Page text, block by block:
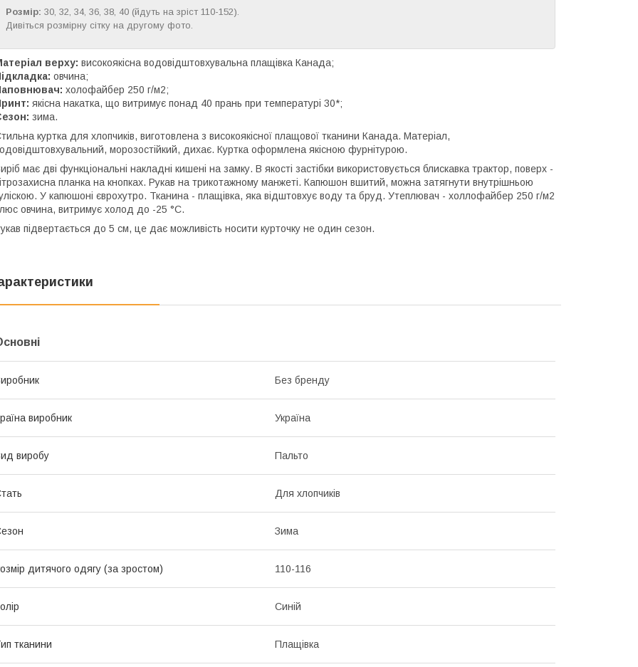
Розмір: 30, 32, 34, 36, 38, 40 (йдуть на зріст 110-152).
Дивіться розмірну сітку на другому фото.
верху: високоякісна водовідштовхувальна плащівка Канада;
овчина;
холофайбер 250 г/м2;
якісна накатка, що витримує понад 40 прань при температурі 30*;
зима.
куртка для хлопчиків, виготовлена з високоякісної плащової тканини Канада. Матеріал,
морозостійкий, дихає. Куртка оформлена якісною фурнітурою.
має дві функціональні накладні кишені на замку. В якості застібки використовується блискавка трактор, поверх -
планка на кнопках. Рукав на трикотажному манжеті. Капюшон вшитий, можна затягнути внутрішньою
У капюшоні єврохутро. Тканина - плащівка, яка відштовхує воду та бруд. Утеплювач - холлофайбер 250 г/м2
овчина, витримує холод до -25 °C.
підвертається до 5 см, це дає можливість носити курточку не один сезон.
Без бренду
виробник Україна
виробу Пальто
Для хлопчиків
Зима
дитячого одягу (за зростом) 110-116
Синій
тканини Плащівка